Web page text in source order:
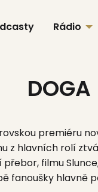
Rádio
DOGA
premiéru
z hlavních rolí
přebor, filmu
fanoušky hlavně